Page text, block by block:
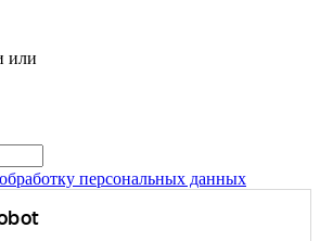
или
обработку персональных данных